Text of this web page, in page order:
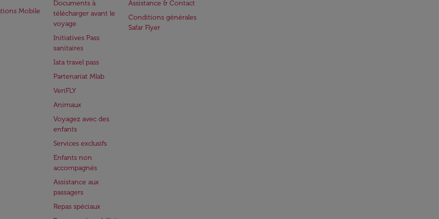
Mobile
Documents à
télécharger avant le
voyage
Initiatives Pass
sanitaires
Iata travel pass
Partenariat Mlab
VeriFLY
Animaux
Voyagez avec des
enfants
Services exclusifs
Enfants non
accompagnés
Assistance aux
passagers
Repas spéciaux
Assistance & Contact
Conditions générales
Safar Flyer